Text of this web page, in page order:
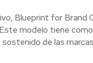
Blueprint for Brand
modelo tiene
de las